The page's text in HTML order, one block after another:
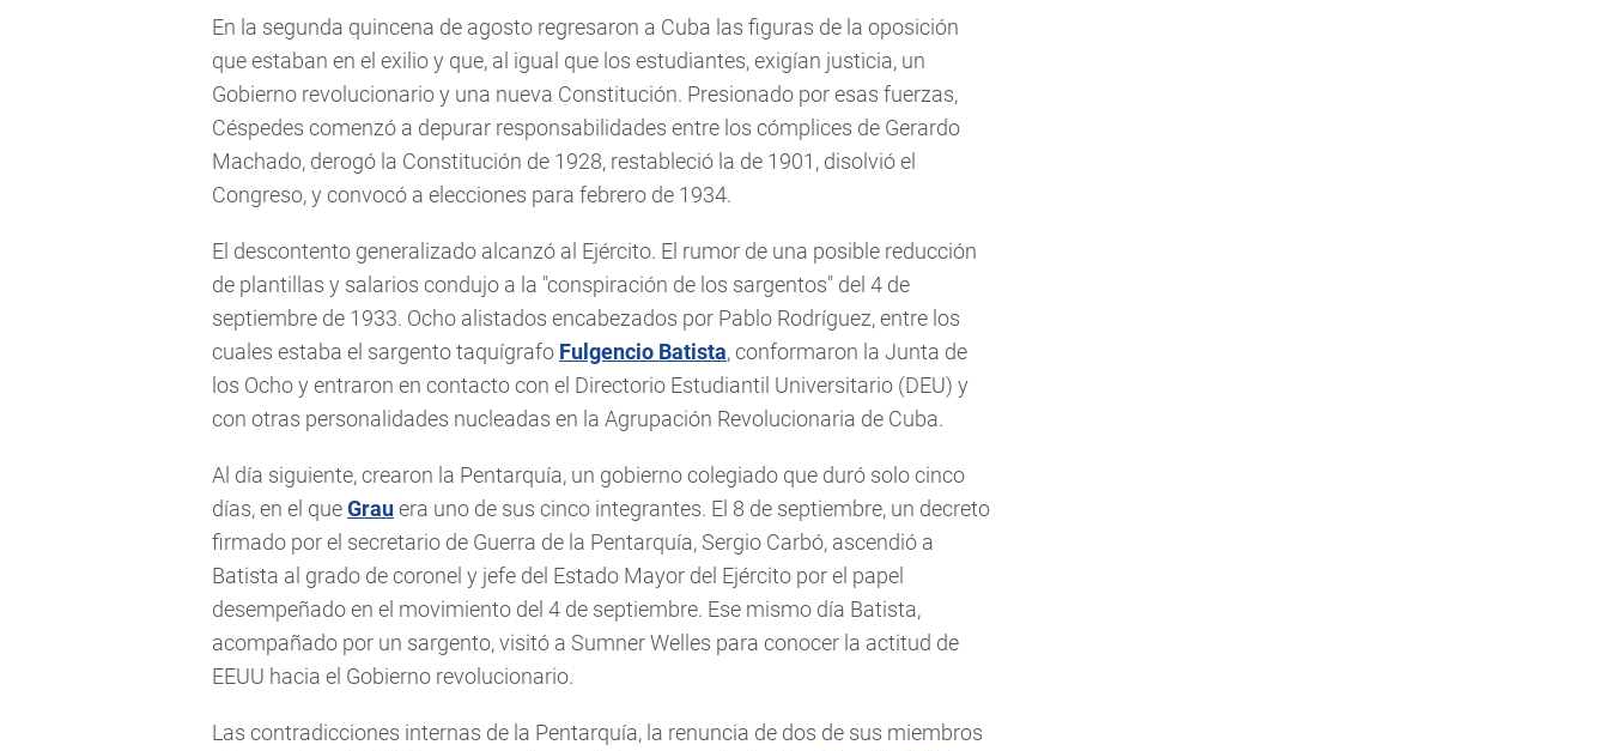
En la segunda quincena de agosto regresaron a Cuba las figuras de la oposición
que estaban en el exilio y que, al igual que los estudiantes, exigían justicia, un
Gobierno revolucionario y una nueva Constitución. Presionado por esas fuerzas,
Céspedes comenzó a depurar responsabilidades entre los cómplices de Gerardo
Machado, derogó la Constitución de 1928, restableció la de 1901, disolvió el
Congreso, y convocó a elecciones para febrero de 1934.
El descontento generalizado alcanzó al Ejército. El rumor de una posible reducción
de plantillas y salarios condujo a la "conspiración de los sargentos" del 4 de
septiembre de 1933. Ocho alistados encabezados por Pablo Rodríguez, entre los
cuales estaba el sargento taquígrafo Fulgencio Batista, conformaron la Junta de
los Ocho y entraron en contacto con el Directorio Estudiantil Universitario (DEU) y
con otras personalidades nucleadas en la Agrupación Revolucionaria de Cuba.
Al día siguiente, crearon la Pentarquía, un gobierno colegiado que duró solo cinco
días, en el queGrauera uno de sus cinco integrantes. El 8 de septiembre, un decreto
firmado por el secretario de Guerra de la Pentarquía, Sergio Carbó, ascendió a
Batista al grado de coronel y jefe del Estado Mayor del Ejército por el papel
desempeñado en el movimiento del 4 de septiembre. Ese mismo día Batista,
acompañado por un sargento, visitó a Sumner Welles para conocer la actitud de
EEUU hacia el Gobierno revolucionario.
Las contradicciones internas de la Pentarquía, la renuncia de dos de sus miembros